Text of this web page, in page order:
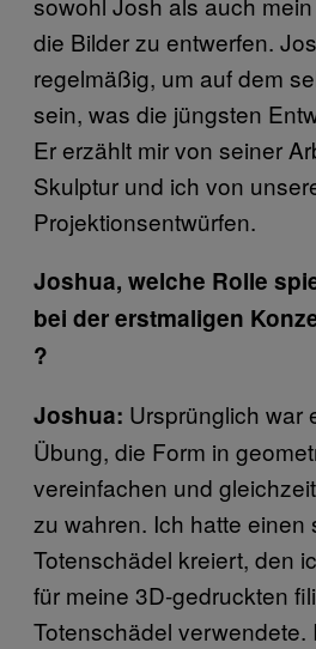
die Bilder zu entwerfen.
regelmäßig, um auf dem
sein, was die jüngsten
Er erzählt mir von seiner
Skulptur und ich von
Projektionsentwürfen.
Joshua, welche Rolle
bei der erstmaligen
?
Joshua: Ursprünglich war
Übung, die Form in
vereinfachen und
zu wahren. Ich hatte einen
Totenschädel kreiert, den
für meine 3D-gedruckten
Totenschädel verwendete.